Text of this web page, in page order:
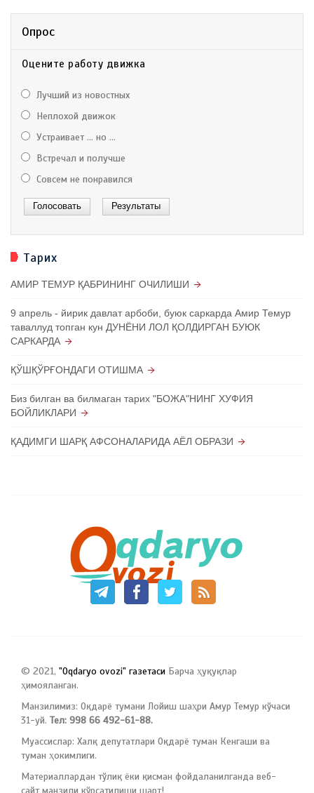
Опрос
Оцените работу движка
Лучший из новостных
Неплохой движок
Устраивает ... но ...
Встречал и получше
Совсем не понравился
Тарих
АМИР ТЕМУР ҚАБРИНИНГ ОЧИЛИШИ
9 апрель - йирик давлат арбоби, буюк саркарда Амир Темур
таваллуд топган кун ДУНЁНИ ЛОЛ ҚОЛДИРГАН БУЮК
САРКАРДА
ҚЎШҚЎРҒОНДАГИ ОТИШМА
Биз билган ва билмаган тарих "БОЖА"НИНГ ХУФИЯ
БОЙЛИКЛАРИ
ҚАДИМГИ ШАРҚ АФСОНАЛАРИДА АЁЛ ОБРАЗИ
© 2021, "Oqdaryo ovozi" газетаси Барча ҳуқуқлар
ҳимояланган.
Манзилимиз: Оқдарё тумани Лойиш шаҳри Амур Темур кўчаси
31-уй. Тел: 998 66 492-61-88.
Муассислар: Халқ депутатлари Оқдарё туман Кенгаши ва
туман ҳокимлиги.
Материаллардан тўлиқ ёки қисман фойдаланилганда веб-